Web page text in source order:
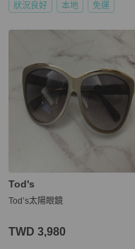
狀況良好 本地 免運
Tod's
Tod’s太陽眼鏡
TWD 3,980